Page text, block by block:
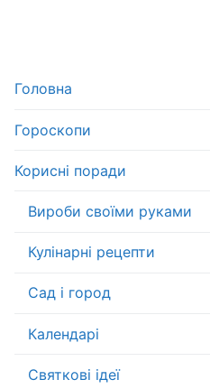
Головна
Гороскопи
Корисні поради
Вироби своїми руками
Кулінарні рецепти
Сад і город
Календарі
Святкові ідеї